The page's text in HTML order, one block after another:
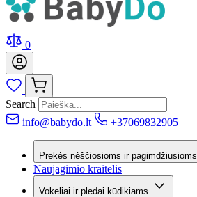
0
Search
info@babydo.lt
+37069832905
Prekės nėščiosioms ir pagimdžiusioms
Naujagimio kraitelis
Vokeliai ir pledai kūdikiams